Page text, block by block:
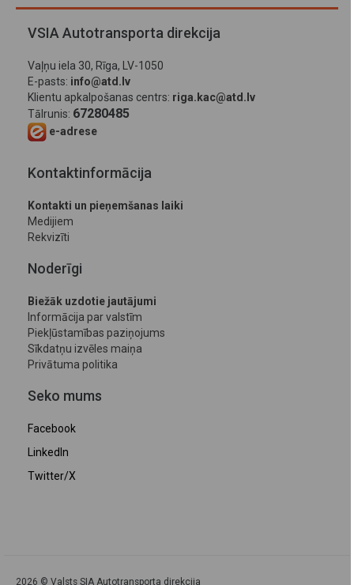
VSIA Autotransporta direkcija
Vaļņu iela 30, Rīga, LV-1050
E-pasts: info@atd.lv
Klientu apkalpošanas centrs: riga.kac@atd.lv
Tālrunis: 67280485
e-adrese
Kontaktinformācija
Kontakti un pieņemšanas laiki
Medijiem
Rekvizīti
Noderīgi
Biežāk uzdotie jautājumi
Informācija par valstīm
Piekļūstamības paziņojums
Sīkdatņu izvēles maiņa
Privātuma politika
Seko mums
Facebook
LinkedIn
Twitter/X
2026 © Valsts SIA Autotransporta direkcija